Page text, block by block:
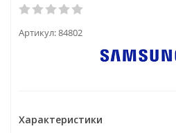
Артикул:84802
Характеристики